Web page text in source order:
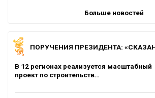
Больше новостей
ПОРУЧЕНИЯ ПРЕЗИДЕНТА:
В 12 регионах реализуется масштабный
проект по строительств…